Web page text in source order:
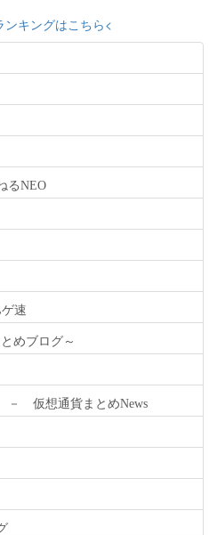
ンキングはこちら<
るNEO
速
めブログ～
仮想通貨まとめNews